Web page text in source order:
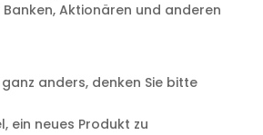
Aktionären und anderen
anders, denken Sie bitte
ein neues Produkt zu